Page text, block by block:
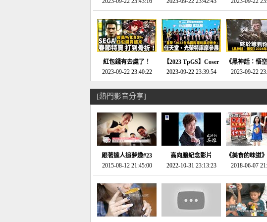
天平》介紹！-電玩宅
速配20230126
回「石村號」的恐懼體
驗-電玩宅速配
20230125
版」!!!今年就
電玩宅速配
紅包錢有去處了！
SEGA春節特賣 超過85
款遊戲打到骨折-電玩
宅速配20230119
2023-09-22 23:40:22
【2023 TpGS】Coser
和Show Girl搶先看！
直擊展前記者會-電玩
2023-09-22 23:39:54
《黑神話：悟
年夏季推出！
延期齁？-電玩
2023-09-22
[熱門影音分享]
跟著達人追夢趣#23
promo-我想開間咖啡
館(謝佳凌)
2015-08-12 21:45:00
高向鵬紀念影片
2022-10-31 23:13:23
《美食的味道
肉
2018-06-07